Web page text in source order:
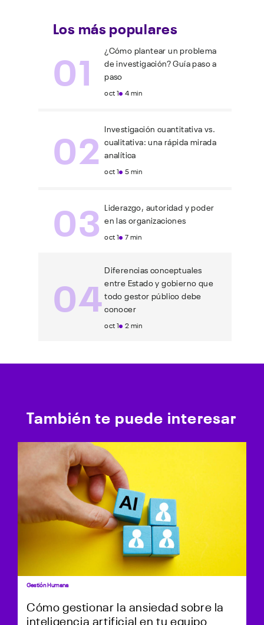
Los más populares
01
¿Cómo plantear un problema
de investigación? Guía paso a
paso
oct 1 4 min
02
Investigación cuantitativa vs.
cualitativa: una rápida mirada
analítica
oct 1 5 min
03 Liderazgo, autoridad y poder
en las organizaciones
oct 1 7 min
04
Diferencias conceptuales
entre Estado y gobierno que
todo gestor público debe
conocer
oct 1 2 min
También te puede interesar
Gestión Humana
Cómo gestionar la ansiedad sobre la
inteligencia artificial en tu equipo